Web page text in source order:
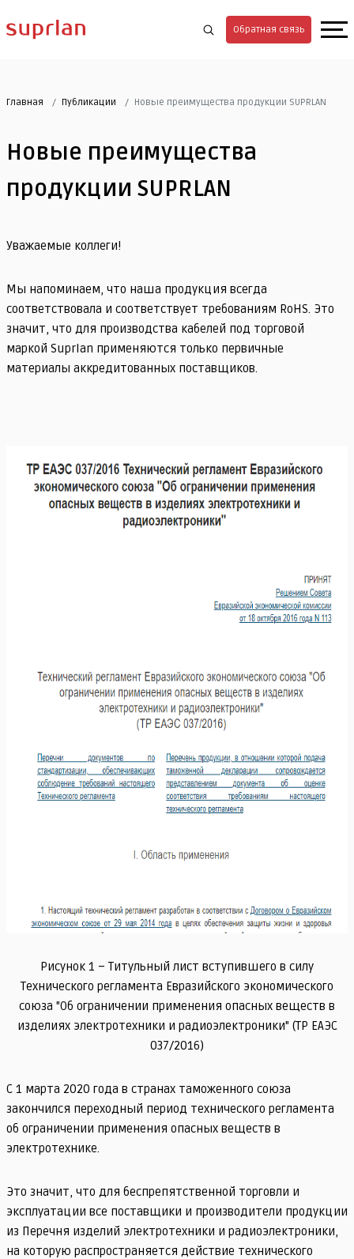
Обратная связь
Главная Публикации Новые преимущества продукции SUPRLAN
Новые преимущества
продукции SUPRLAN
Уважаемые коллеги!
Мы напоминаем, что наша продукция всегда
соответствовала и соответствует требованиям RoHS. Это
значит, что для производства кабелей под торговой
маркой Suprlan применяются только первичные
материалы аккредитованных поставщиков.
Рисунок 1 – Титульный лист вступившего в силу
Технического регламента Евразийского экономического
союза "Об ограничении применения опасных веществ в
изделиях электротехники и радиоэлектроники" (ТР ЕАЭС
037/2016)
С 1 марта 2020 года в странах таможенного союза
закончился переходный период технического регламента
об ограничении применения опасных веществ в
электротехнике.
Это значит, что для беспрепятственной торговли и
эксплуатации все поставщики и производители продукции
из Перечня изделий электротехники и радиоэлектроники,
на которую распространяется действие технического